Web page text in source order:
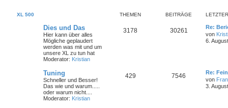
XL 500 THEMEN BEITRÄGE
Dies und Das
Hier kann über alles
Mögliche geplaudert
werden was mit und um
unsere XL zu tun hat
Moderator: Kristian
3178 30261
Re:
von
6.
Tuning
Schneller und Besser!
Das wie und warum.....
oder warum nicht....
Moderator: Kristian
429 7546
Re:
von
3.